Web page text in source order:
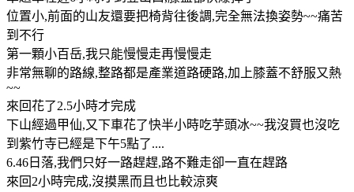
位置小,前面的山友還要把椅背往後調,完全無法換姿勢~~痛苦
到不行
第一顆小百岳,我只能慢慢走再慢慢走
非常無聊的路線,整路都是產業道路硬路,加上膝蓋不舒服又熱
~~
來回花了2.5小時才完成
下山經過甲仙,又下車花了快半小時吃芋頭冰~~我沒買也沒吃
到紫竹寺已經是下午5點了....
6.46日落,我們只好一路趕趕,路不難走卻一直在趕路
來回2小時完成,沒摸黑而且也比較涼爽